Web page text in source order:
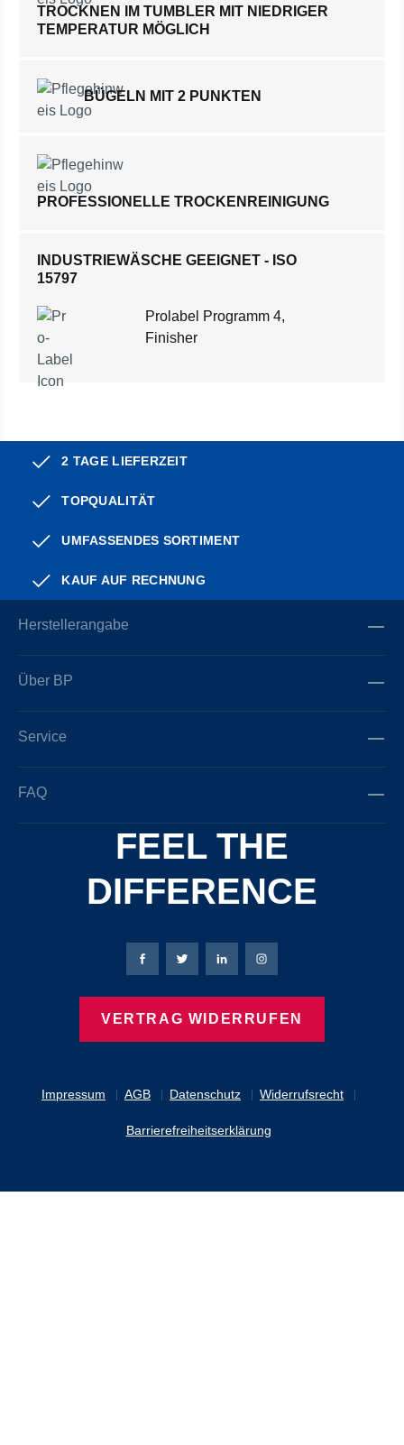
TROCKNEN IM TUMBLER MIT NIEDRIGER
TEMPERATUR MÖGLICH
BÜGELN MIT 2 PUNKTEN
PROFESSIONELLE TROCKENREINIGUNG
INDUSTRIEWÄSCHE GEEIGNET - ISO
15797
Prolabel Programm 4,
Finisher
2 TAGE LIEFERZEIT
TOPQUALITÄT
UMFASSENDES SORTIMENT
KAUF AUF RECHNUNG
Herstellerangabe
Über BP
Service
FAQ
FEEL THE
DIFFERENCE
Impressum AGB Datenschutz Widerrufsrecht
Barrierefreiheitserklärung
Bierbaum-Proenen Facebook-Seite
Bierbaum-Proenen Twitter Seite
Bierbaum-Proenen LinkedIn
Bierbaum-Proenen
VERTRAG WIDERRUFEN